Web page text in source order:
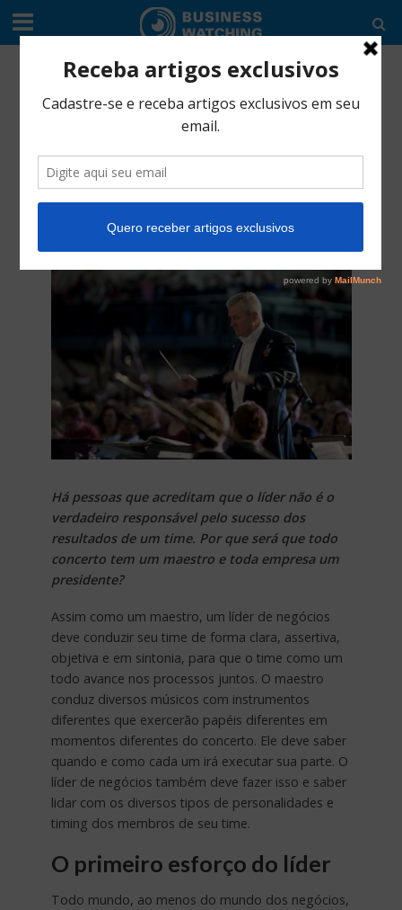
CULTURA EMPREENDEDORA•ESPECIAIS
Liderança: a
maestria da
condução de um time
janeiro 7, 2019 3 Min Read
Há pessoas que acreditam que o líder não é o
verdadeiro responsável pelo sucesso dos
resultados de um time. Por que será que todo
concerto tem um maestro e toda empresa um
presidente?
Assim como um maestro, um líder de negócios
deve conduzir seu time de forma clara, assertiva,
objetiva e em sintonia, para que o time como um
todo avance nos processos juntos. O maestro
conduz diversos músicos com instrumentos
diferentes que exercerão papéis diferentes em
momentos diferentes do concerto. Ele deve saber
quando e como cada um irá executar sua parte. O
líder de negócios também deve fazer isso e saber
lidar com os diversos tipos de personalidades e
timing dos membros de seu time.
O primeiro esforço do líder
Todo mundo, ao menos do mundo dos negócios,